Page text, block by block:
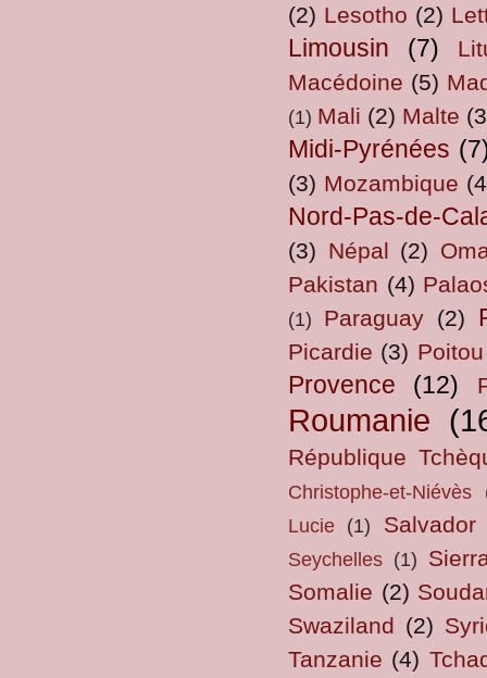
(2) Lesotho (2)
Limousin (7)
Macédoine (5)
(1) Mali (2) Malte
Midi-Pyrénées
(3) Mozambique
Nord-Pas-de-
(3) Népal (2)
Pakistan (4)
(1) Paraguay (2)
Picardie (3)
Provence (12)
Roumanie
République
Christophe-et-Niévès
Lucie (1) Salvador
Seychelles (1)
Somalie (2)
Swaziland (2)
Tanzanie (4)